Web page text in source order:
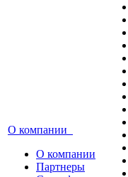
О компании
О компании
Партнеры